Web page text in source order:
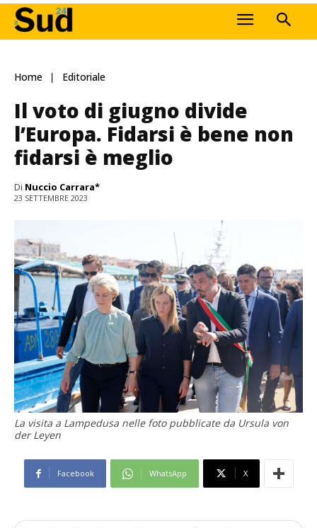
Home Editoriale
Il voto di giugno divide
l’Europa. Fidarsi è bene non
fidarsi è meglio
Di Nuccio Carrara*
23 SETTEMBRE 2023
La visita a Lampedusa nelle foto pubblicate da Ursula von
der Leyen
Facebook WhatsApp X